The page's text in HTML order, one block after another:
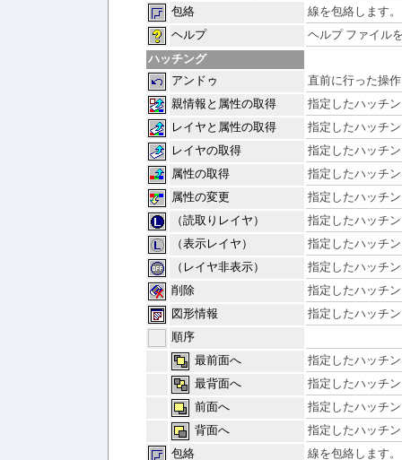
包絡
線を包絡します。
ヘルプ
ヘルプ ファイル
ハッチング
アンドゥ
直前に行った操
親情報と属性の取得
指定したハッチ
レイヤと属性の取得
指定したハッチ
レイヤの取得
指定したハッチ
属性の取得
指定したハッチ
属性の変更
指定したハッチ
（読取りレイヤ）
指定したハッチ
（表示レイヤ）
指定したハッチ
（レイヤ非表示）
指定したハッチ
削除
指定したハッチ
図形情報
指定したハッチ
順序
最前面へ
指定したハッチ
最背面へ
指定したハッチ
前面へ
指定したハッチ
背面へ
指定したハッチ
包絡
線を包絡します。